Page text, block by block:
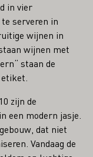
in vier
serveren in
wijnen in
wijnen met
staan de
zijn de
een modern jasje.
dat niet
Vandaag de